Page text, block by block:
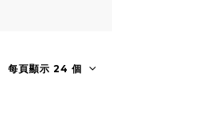
每頁顯示 24 個